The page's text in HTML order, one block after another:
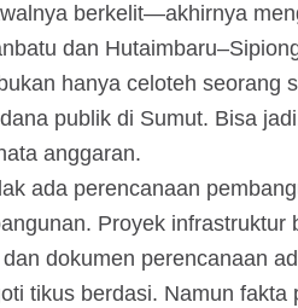
berkelit—akhirnya
dan
hanya celoteh seorang
publik di Sumut. Bisa
anggaran.
ada perencanaan
Proyek infrastruktur
dokumen perencanaan
tikus berdasi. Namun fakta